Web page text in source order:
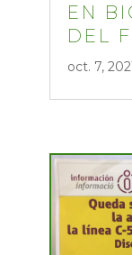
EN
DEL
oct. 7,